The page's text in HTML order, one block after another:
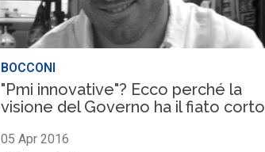
BOCCONI
"Pmi innovative"? Ecco perché la
visione del Governo ha il fiato corto
05 Apr 2016